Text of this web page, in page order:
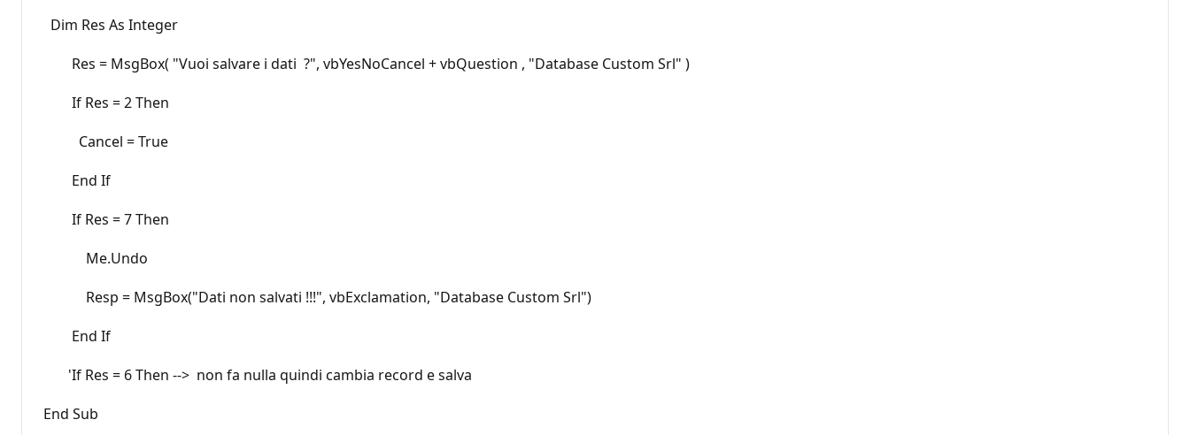
Dim Res As Integer
Res = MsgBox( "Vuoi salvare i dati ?", vbYesNoCancel + vbQuestion , "Database Custom Srl" )
If Res = 2 Then
Cancel = True
End If
If Res = 7 Then
Me.Undo
Resp = MsgBox("Dati non salvati !!!", vbExclamation, "Database Custom Srl")
End If
'If Res = 6 Then --> non fa nulla quindi cambia record e salva
End Sub